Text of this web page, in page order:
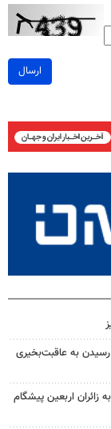
ارسال
به عاقبت‌بخیری
اربعین پیشگام